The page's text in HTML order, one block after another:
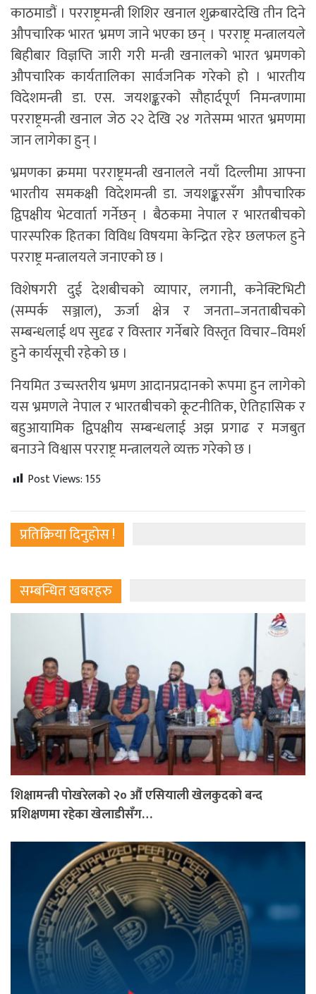
काठमाडौं । परराष्ट्रमन्त्री शिशिर खनाल शुक्रबारदेखि तीन दिने
औपचारिक भारत भ्रमण जाने भएका छन् । परराष्ट्र मन्त्रालयले
बिहीबार विज्ञप्ति जारी गरी मन्त्री खनालको भारत भ्रमणको
औपचारिक कार्यतालिका सार्वजनिक गरेको हो । भारतीय
विदेशमन्त्री डा. एस. जयशङ्करको सौहार्दपूर्ण निमन्त्रणामा
परराष्ट्रमन्त्री खनाल जेठ २२ देखि २४ गतेसम्म भारत भ्रमणमा
जान लागेका हुन् ।
भ्रमणका क्रममा परराष्ट्रमन्त्री खनालले नयाँ दिल्लीमा आफ्ना
भारतीय समकक्षी विदेशमन्त्री डा. जयशङ्करसँग औपचारिक
द्विपक्षीय भेटवार्ता गर्नेछन् । बैठकमा नेपाल र भारतबीचको
पारस्परिक हितका विविध विषयमा केन्द्रित रहेर छलफल हुने
परराष्ट्र मन्त्रालयले जनाएको छ ।
विशेषगरी दुई देशबीचको व्यापार, लगानी, कनेक्टिभिटी
(सम्पर्क सञ्जाल), ऊर्जा क्षेत्र र जनता–जनताबीचको
सम्बन्धलाई थप सुदृढ र विस्तार गर्नेबारे विस्तृत विचार–विमर्श
हुने कार्यसूची रहेको छ ।
नियमित उच्चस्तरीय भ्रमण आदानप्रदानको रूपमा हुन लागेको
यस भ्रमणले नेपाल र भारतबीचको कूटनीतिक, ऐतिहासिक र
बहुआयामिक द्विपक्षीय सम्बन्धलाई अझ प्रगाढ र मजबुत
बनाउने विश्वास परराष्ट्र मन्त्रालयले व्यक्त गरेको छ ।
Post Views:155
प्रतिक्रिया दिनुहोस !
सम्बन्धित खबरहरु
शिक्षामन्त्री पोखरेलको २० औं एसियाली खेलकुदको बन्द
प्रशिक्षणमा रहेका खेलाडीसँग…